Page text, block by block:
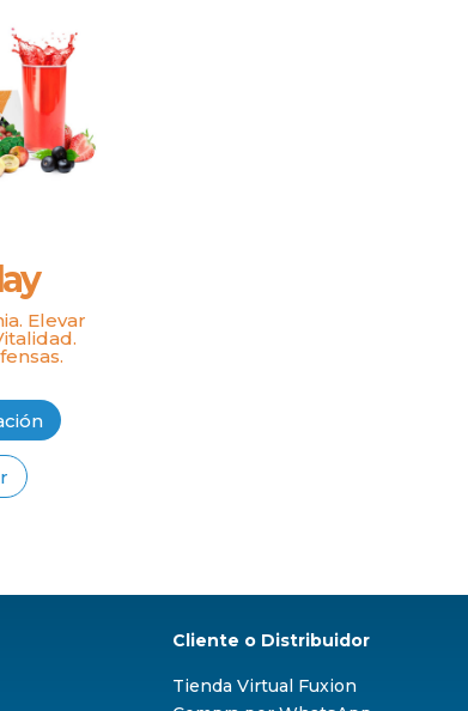
Elevar
Cliente o Distribuidor
Tienda Virtual Fuxion